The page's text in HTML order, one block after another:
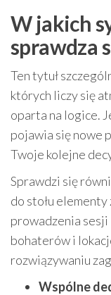
W jakich
sprawdza
Ten tytuł
których liczy się
oparta na logice.
pojawia się nowe
Twoje kolejne
Sprawdzi się
do stołu
prowadzenia sesji
bohaterów i
rozwiązywaniu
Wspólne